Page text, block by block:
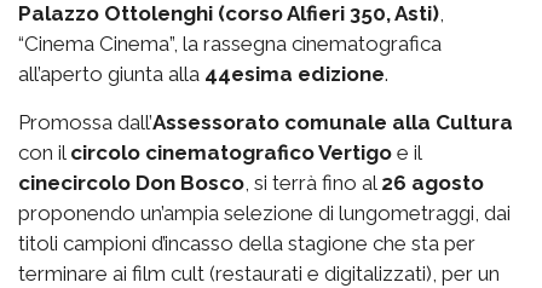
Palazzo Ottolenghi (corso Alfieri 350, Asti),
“Cinema Cinema”, la rassegna cinematografica
all’aperto giunta alla 44esima edizione.
Promossa dall’Assessorato comunale alla Cultura
con il circolo cinematografico Vertigo e il
cinecircolo Don Bosco, si terrà fino al 26 agosto
proponendo un’ampia selezione di lungometraggi, dai
titoli campioni d’incasso della stagione che sta per
terminare ai film cult (restaurati e digitalizzati), per un